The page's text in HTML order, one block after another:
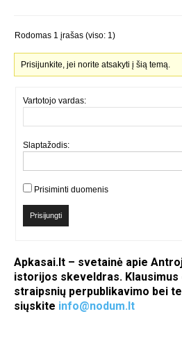
Rodomas 1 įrašas (viso: 1)
Prisijunkite, jei norite atsakyti į šią temą.
Vartotojo vardas:
Slaptažodis:
Prisiminti duomenis
Prisijungti
Apkasai.lt – svetainė apie
istorijos skeveldras. Klausimus
straipsnių perpublikavimo bei
siųskite info@nodum.lt